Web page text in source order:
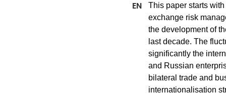
This paper starts
exchange risk
the development of
last decade. The
significantly the
and Russian
bilateral trade and
internationalisation